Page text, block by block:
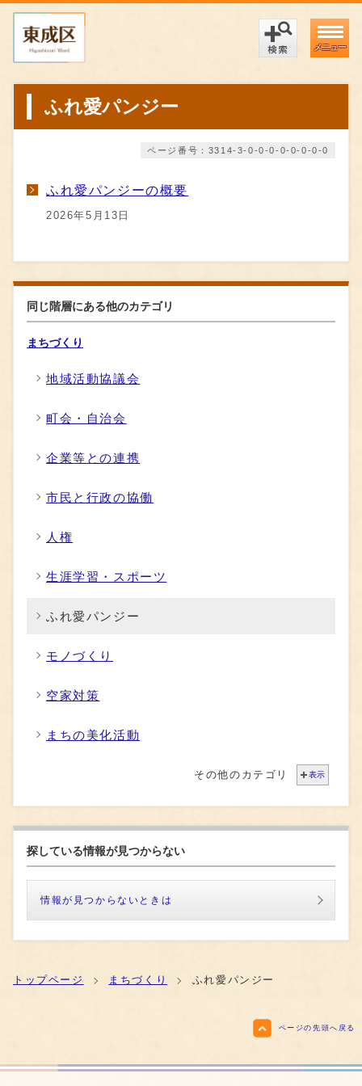
メニュー
ふれ愛パンジー
ページ番号：3314-3-0-0-0-0-0-0-0-0
ふれ愛パンジーの概要
2026年5月13日
同じ階層にある他のカテゴリ
まちづくり
地域活動協議会
町会・自治会
企業等との連携
市民と行政の協働
人権
生涯学習・スポーツ
ふれ愛パンジー
モノづくり
空家対策
まちの美化活動
その他のカテゴリ 表示
探している情報が見つからない
情報が見つからないときは
トップページ まちづくり ふれ愛パンジー
ページの先頭へ戻る